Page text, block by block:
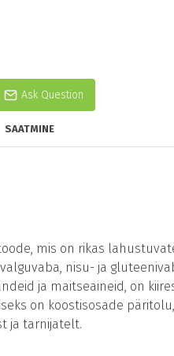
Ask Question
SAATMINE
mis on rikas
nisu- ja
ja maitseaineid, on
on koostisosade
ja tarnijatelt.